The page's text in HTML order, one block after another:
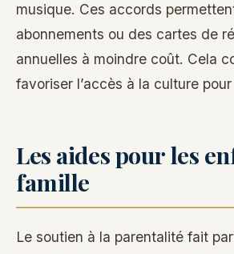
musique. Ces accords
abonnements ou des cartes de
annuelles à moindre coût. Cela
favoriser l’accès à la culture
Les aides pour les
famille
Le soutien à la parentalité fait